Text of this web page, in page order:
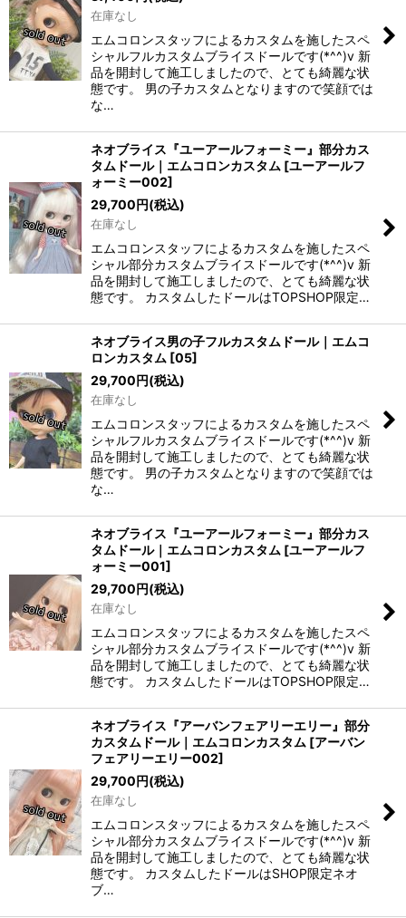
在庫なし
エムコロンスタッフによるカスタムを施したスペ
シャルフルカスタムブライスドールです(*^^)v 新
品を開封して施工しましたので、とても綺麗な状
態です。 男の子カスタムとなりますので笑顔では
な…
ネオブライス『ユーアールフォーミー』部分カス
タムドール｜エムコロンカスタム [ユーアールフ
ォーミー002]
29,700円(税込)
在庫なし
エムコロンスタッフによるカスタムを施したスペ
シャル部分カスタムブライスドールです(*^^)v 新
品を開封して施工しましたので、とても綺麗な状
態です。 カスタムしたドールはTOPSHOP限定…
ネオブライス男の子フルカスタムドール｜エムコ
ロンカスタム [05]
29,700円(税込)
在庫なし
エムコロンスタッフによるカスタムを施したスペ
シャルフルカスタムブライスドールです(*^^)v 新
品を開封して施工しましたので、とても綺麗な状
態です。 男の子カスタムとなりますので笑顔では
な…
ネオブライス『ユーアールフォーミー』部分カス
タムドール｜エムコロンカスタム [ユーアールフ
ォーミー001]
29,700円(税込)
在庫なし
エムコロンスタッフによるカスタムを施したスペ
シャル部分カスタムブライスドールです(*^^)v 新
品を開封して施工しましたので、とても綺麗な状
態です。 カスタムしたドールはTOPSHOP限定…
ネオブライス『アーバンフェアリーエリー』部分
カスタムドール｜エムコロンカスタム [アーバン
フェアリーエリー002]
29,700円(税込)
在庫なし
エムコロンスタッフによるカスタムを施したスペ
シャル部分カスタムブライスドールです(*^^)v 新
品を開封して施工しましたので、とても綺麗な状
態です。 カスタムしたドールはSHOP限定ネオ
ブ…